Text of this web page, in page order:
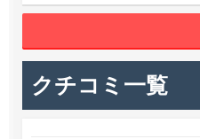
クチコミ一覧